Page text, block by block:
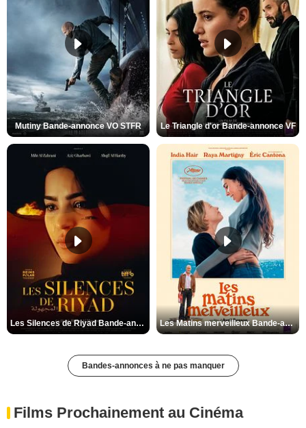
Mutiny Bande-annonce VO STFR Le Triangle d'or Bande-annonce VF
Les Silences de Riyad Bande-annonce VO STFR Les Matins merveilleux Bande-annonce VF
Bandes-annonces à ne pas manquer
Films Prochainement au Cinéma